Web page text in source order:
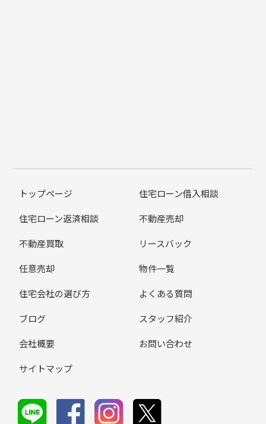
トップページ
住宅ローン借入相談
住宅ローン返済相談
不動産売却
不動産買取
リースバック
任意売却
物件一覧
住宅会社の選び方
よくある質問
ブログ
スタッフ紹介
会社概要
お問い合わせ
サイトマップ